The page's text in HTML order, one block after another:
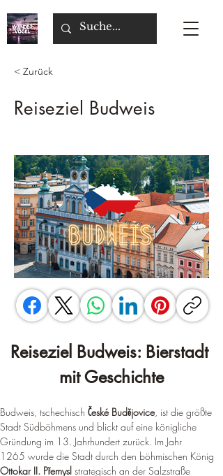
< Zurück
Reiseziel Budweis
Reiseziel Budweis: Bierstadt
mit Geschichte
Budweis, tschechisch České Budějovice, ist die größte
Stadt Südböhmens und blickt auf eine königliche
Gründung im 13. Jahrhundert zurück. Im Jahr
1265 wurde die Stadt durch den böhmischen König
Ottokar II. Přemysl strategisch an der Salzstraße